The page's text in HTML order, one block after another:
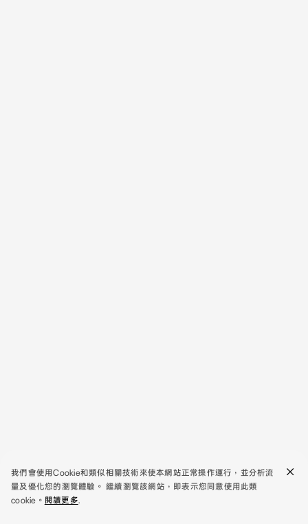
我們會使用Cookie和類似相關技術來使本網站正常操作運行，並分析流
量及優化您的瀏覽體驗。 繼續瀏覽該網站，即表示您同意使用此類
cookie。 閱讀更多.